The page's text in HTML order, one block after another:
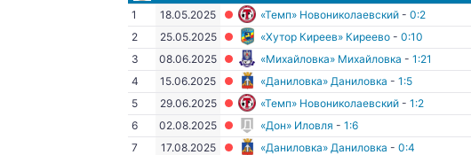
1
18.05.2025 «Темп» Новониколаевский- 0:2
2
25.05.2025 «Хутор Киреев» Киреево- 0:10
3
08.06.2025 «Михайловка» Михайловка - 1:21
4
15.06.2025 «Даниловка» Даниловка - 1:5
5
29.06.2025 «Темп» Новониколаевский- 1:2
6
02.08.2025 «Дон» Иловля - 1:6
7
17.08.2025 «Даниловка» Даниловка - 0:4